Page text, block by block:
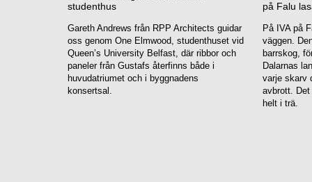
studenthus
Gareth Andrews från RPP Architects guidar
oss genom One Elmwood, studenthuset vid
Queen’s University Belfast, där ribbor och
paneler från Gustafs återfinns både i
huvudatriumet och i byggnadens
konsertsal.
på Falu
På IVA på
väggen.
barrskog,
Dalarnas
varje skarv
avbrott. Det
helt i trä.